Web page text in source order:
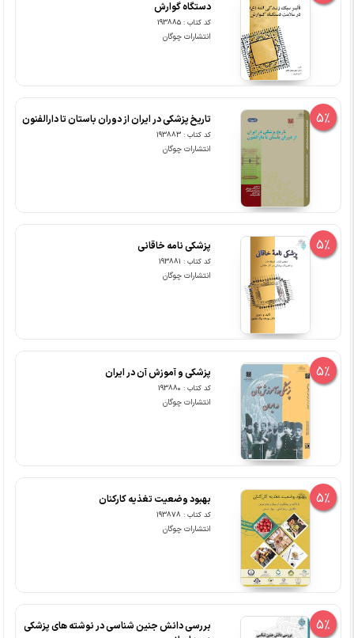
دستگاه گوارش
کد کتاب : 193885
انتشارات چوگان
5% تاریخ پزشکی در ایران از دوران باستان تا دارالفنون
کد کتاب : 193883
انتشارات چوگان
5% پزشکی نامه خاقانی
کد کتاب : 193881
انتشارات چوگان
5% پزشکی و آموزش آن در ایران
کد کتاب : 193880
انتشارات چوگان
5% بهبود وضعیت تغذیه کارکنان
کد کتاب : 193878
انتشارات چوگان
5%
بررسی دانش جنین شناسی در نوشته های پزشکی